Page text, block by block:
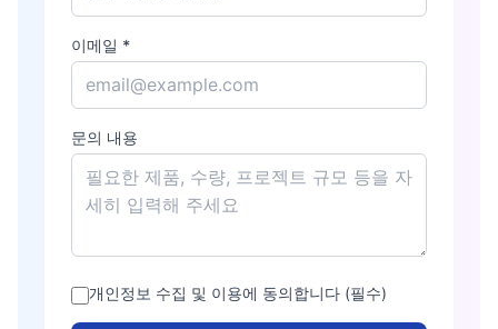
이메일 *
문의 내용
개인정보 수집 및 이용에 동의합니다 (필수)